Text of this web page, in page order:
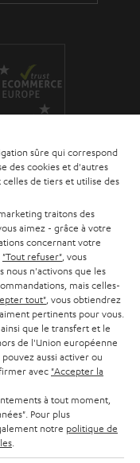
à distance (Fevad) et à sa charte
Europe Trustmark.
& astuces
sûre qui correspond
des cookies et d'autres
de tiers et utilise des
traitons des
aimez - grâce à votre
concernant votre
"Tout refuser" , vous
nous n'activons que les
mais celles-
tout" , vous obtiendrez
pertinents pour vous.
que le transfert et le
de l'Union européenne
aussi activer ou
avec "Accepter la
à tout moment,
Pour plus
notre politique de